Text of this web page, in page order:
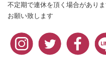
不定期で連休を頂く場合があり
お願い致します